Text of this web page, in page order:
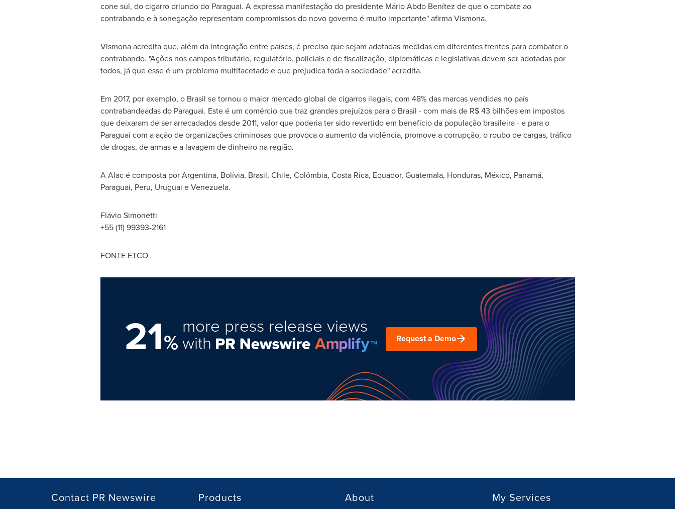
cone sul, do cigarro oriundo do Paraguai. A expressa manifestação do presidente Mário Abdo Benítez de que o combate ao
contrabando e à sonegação representam compromissos do novo governo é muito importante" afirma Vismona.
Vismona acredita que, além da integração entre países, é preciso que sejam adotadas medidas em diferentes frentes para combater o
contrabando. "Ações nos campos tributário, regulatório, policiais e de fiscalização, diplomáticas e legislativas devem ser adotadas por
todos, já que esse é um problema multifacetado e que prejudica toda a sociedade" acredita.
Em 2017, por exemplo, o Brasil se tornou o maior mercado global de cigarros ilegais, com 48% das marcas vendidas no país
contrabandeadas do Paraguai. Este é um comércio que traz grandes prejuízos para o Brasil - com mais de R$ 43 bilhões em impostos
que deixaram de ser arrecadados desde 2011, valor que poderia ter sido revertido em benefício da população brasileira - e para o
Paraguai com a ação de organizações criminosas que provoca o aumento da violência, promove a corrupção, o roubo de cargas, tráfico
de drogas, de armas e a lavagem de dinheiro na região.
A Alac é composta porArgentina, Bolívia, Brasil, Chile, Colômbia, Costa Rica, Equador, Guatemala, Honduras, México, Panamá,
Paraguai, Peru, Uruguai eVenezuela.
Flávio Simonetti
+55 (11) 99393-2161
FONTE ETCO
21%
more press release views
with Request a Demo
Contact PR Newswire Products About My Services